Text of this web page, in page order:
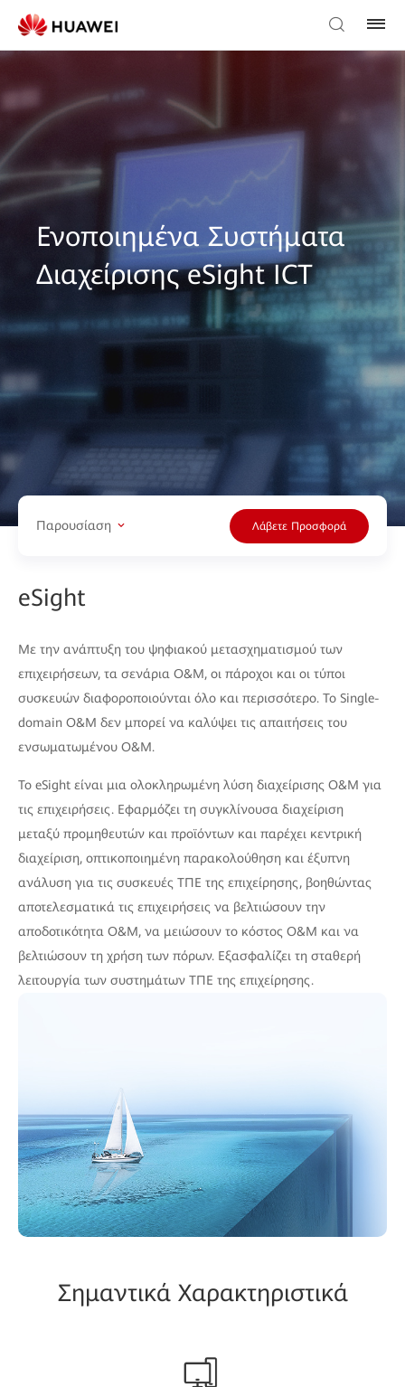
Ενοποιημένα Συστήματα
Διαχείρισης eSight ICT
Παρουσίαση Λάβετε Προσφορά
eSight
Με την ανάπτυξη του ψηφιακού μετασχηματισμού των
επιχειρήσεων, τα σενάρια O&M, οι πάροχοι και οι τύποι
συσκευών διαφοροποιούνται όλο και περισσότερο. Το Single-
domain O&M δεν μπορεί να καλύψει τις απαιτήσεις του
ενσωματωμένου O&M.
Το eSight είναι μια ολοκληρωμένη λύση διαχείρισης O&M για
τις επιχειρήσεις. Εφαρμόζει τη συγκλίνουσα διαχείριση
μεταξύ προμηθευτών και προϊόντων και παρέχει κεντρική
διαχείριση, οπτικοποιημένη παρακολούθηση και έξυπνη
ανάλυση για τις συσκευές ΤΠΕ της επιχείρησης, βοηθώντας
αποτελεσματικά τις επιχειρήσεις να βελτιώσουν την
αποδοτικότητα O&M, να μειώσουν το κόστος O&M και να
βελτιώσουν τη χρήση των πόρων. Εξασφαλίζει τη σταθερή
λειτουργία των συστημάτων ΤΠΕ της επιχείρησης.
Σημαντικά Χαρακτηριστικά